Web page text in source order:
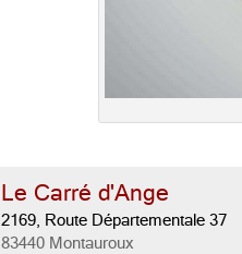
Le Carré d'Ange
2169, Route Départementale 37
83440 Montauroux